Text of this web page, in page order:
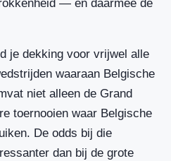
— en daarmee de
je dekking voor vrijwel alle
waaraan Belgische
niet alleen de Grand
toernooien waar Belgische
De odds bij die
dan bij de grote